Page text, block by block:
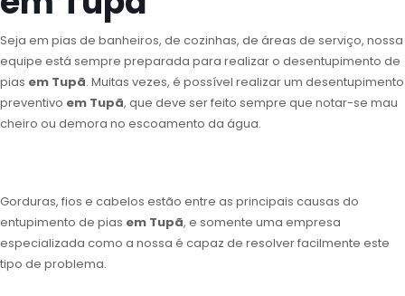
Seja em pias de banheiros, de cozinhas, de áreas de serviço, nossa
equipe está sempre preparada para realizar o desentupimento de
pias em Tupã. Muitas vezes, é possível realizar um desentupimento
preventivo em Tupã, que deve ser feito sempre que notar-se mau
cheiro ou demora no escoamento da água.
Gorduras, fios e cabelos estão entre as principais causas do
entupimento de pias em Tupã, e somente uma empresa
especializada como a nossa é capaz de resolver facilmente este
tipo de problema.